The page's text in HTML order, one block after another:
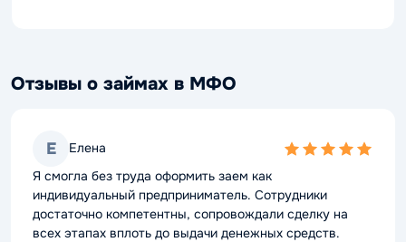
Отзывы о займах в МФО
Е Елена
5,0
Я смогла без труда оформить заем как
индивидуальный предприниматель. Сотрудники
достаточно компетентны, сопровождали сделку на
всех этапах вплоть до выдачи денежных средств.